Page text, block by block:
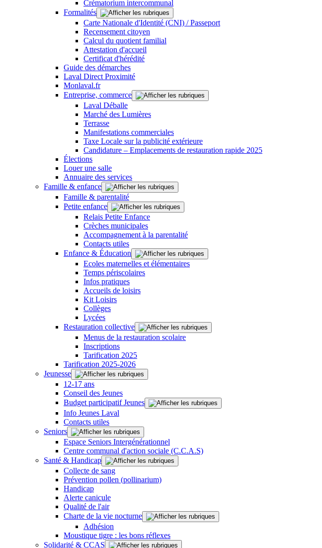
Crématorium intercommunal
Formalités
Carte Nationale d'Identité (CNI) / Passeport
Recensement citoyen
Calcul du quotient familial
Attestation d'accueil
Certificat d'hérédité
Guide des démarches
Laval Direct Proximité
Monlaval.fr
Entreprise, commerce
Laval Déballe
Marché des Lumières
Terrasse
Manifestations commerciales
Taxe Locale sur la publicité extérieure
Candidature – Emplacements de restauration rapide 2025
Élections
Louer une salle
Annuaire des services
Famille & enfance
Famille & parentalité
Petite enfance
Relais Petite Enfance
Crèches municipales
Accompagnement à la parentalité
Contacts utiles
Enfance & Éducation
Ecoles maternelles et élémentaires
Temps périscolaires
Infos pratiques
Accueils de loisirs
Kit Loisirs
Collèges
Lycées
Restauration collective
Menus de la restauration scolaire
Inscriptions
Tarification 2025
Tarification 2025-2026
Jeunesse
12-17 ans
Conseil des Jeunes
Budget participatif Jeunes
Info Jeunes Laval
Contacts utiles
Seniors
Espace Seniors Intergénérationnel
Centre communal d'action sociale (C.C.A.S)
Santé & Handicap
Collecte de sang
Prévention pollen (pollinarium)
Handicap
Alerte canicule
Qualité de l'air
Charte de la vie nocturne
Adhésion
Moustique tigre : les bons réflexes
Solidarité & CCAS